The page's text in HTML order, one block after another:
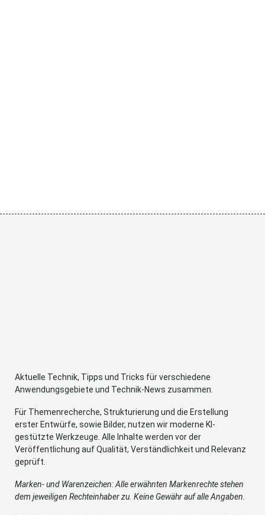
Aktuelle Technik, Tipps und Tricks für verschiedene
Anwendungsgebiete und Technik-News zusammen.
Für Themenrecherche, Strukturierung und die Erstellung
erster Entwürfe, sowie Bilder, nutzen wir moderne KI-
gestützte Werkzeuge. Alle Inhalte werden vor der
Veröffentlichung auf Qualität, Verständlichkeit und Relevanz
geprüft.
Marken- und Warenzeichen: Alle erwähnten Markenrechte stehen
dem jeweiligen Rechteinhaber zu. Keine Gewähr auf alle Angaben.